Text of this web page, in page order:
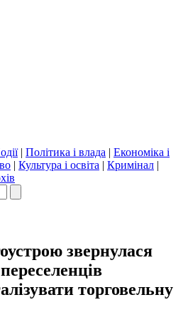
| Політика і влада | Економіка і
| Культура і освіта | Кримінал |
звернулася
торговельну